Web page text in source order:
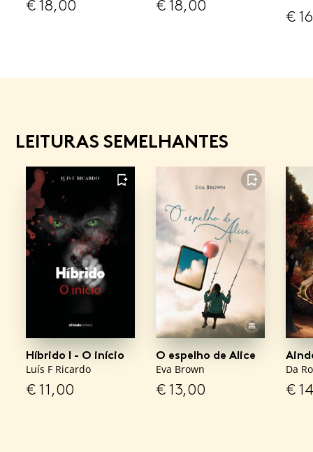
€18,00 €18,00
€
LEITURAS SEMELHANTES
FAVORITO
Híbrido I - O início
Luís F Ricardo
€11,00
FAVORITO
O espelho de Alice
Eva Brown
€13,00
Da
€